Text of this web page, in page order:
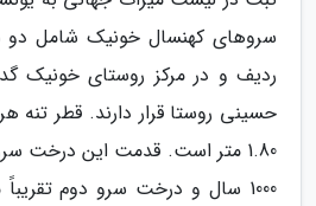
سروهای کهنسال خونیک شامل
ردیف و در مرکز روستای خونیک